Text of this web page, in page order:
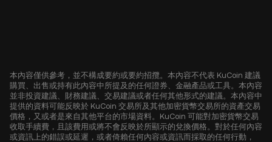
本內容僅供參考，並不構成要約或要約招攬。本內容不代表 KuCoin 建議
購買、出售或持有此內容中所提及的任何證券、金融產品或工具。本內容
並非投資建議、財務建議、交易建議或者任何其他形式的建議。本內容中
提供的資料可能反映於 KuCoin 交易所及其他加密貨幣交易所的資產交易
價格，又或者是來自其他平台的市場資料。KuCoin 可能對加密貨幣交易
收取手續費，且該費用或將不會反映於所顯示的兌換價格。對於任何內容
或資訊上的錯誤或延遲，或者倚賴任何內容或資訊而採取的任何行動，